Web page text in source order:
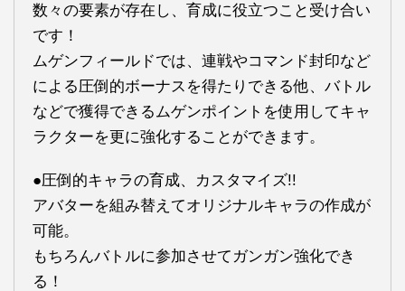
数々の要素が存在し、育成に役立つこと受け合い
です！
ムゲンフィールドでは、連戦やコマンド封印など
による圧倒的ボーナスを得たりできる他、バトル
などで獲得できるムゲンポイントを使用してキャ
ラクターを更に強化することができます。
●圧倒的キャラの育成、カスタマイズ!!
アバターを組み替えてオリジナルキャラの作成が
可能。
もちろんバトルに参加させてガンガン強化でき
る！